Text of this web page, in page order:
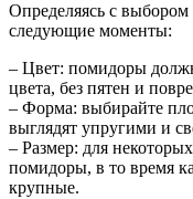
Определяясь с
следующие моменты:
– Цвет: помидоры
цвета, без пятен и
– Форма: выбирайте
выглядят упругими и
– Размер: для
помидоры, в то время
крупные.